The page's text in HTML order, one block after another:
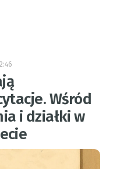
Wśród
i działki w